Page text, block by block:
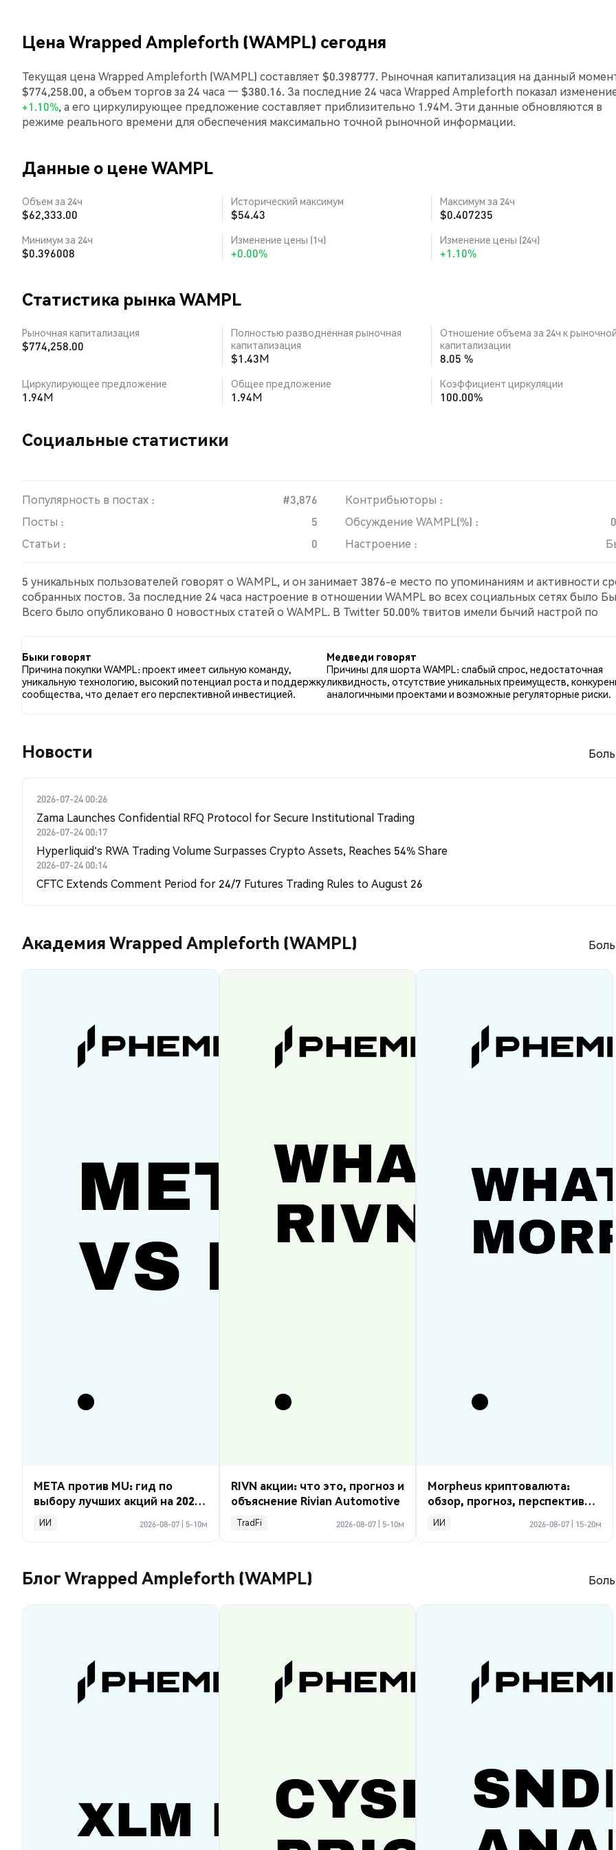
Цена Wrapped Ampleforth (WAMPL) сегодня
Текущая цена Wrapped Ampleforth (WAMPL) составляет $0.398777. Рыночная капитализация на данный
$774,258.00, а объем торгов за 24 часа — $380.16. За последние 24 часа Wrapped Ampleforth показал
+1.10%, а его циркулирующее предложение составляет приблизительно 1.94M. Эти данные обновляются в
режиме реального времени для обеспечения максимально точной рыночной информации.
Данные о цене WAMPL
Объем за 24ч
$62,333.00
Исторический максимум
$54.43
Максимум за 24ч
$0.407235
Минимум за 24ч
$0.396008
Изменение цены (1ч)
+0.00%
Изменение цены (24ч)
+1.10%
Статистика рынка WAMPL
Рыночная капитализация
$774,258.00
Полностью разводнённая рыночная
капитализация
$1.43M
Отношение объема за 24ч к
капитализации
8.05 %
Циркулирующее предложение
1.94M
Общее предложение
1.94M
Коэффициент циркуляции
100.00%
Социальные статистики
Популярность в постах : #3,876
Контрибьюторы :
Посты :
5 Обсуждение WAMPL(%) :
Статьи :
0 Настроение :
5 уникальных пользователей говорят о WAMPL, и он занимает 3876-е место по упоминаниям и активности
собранных постов. За последние 24 часа настроение в отношении WAMPL во всех социальных сетях было
Всего было опубликовано 0 новостных статей о WAMPL. В Twitter 50.00% твитов имели бычий настрой по
Быки говорят
Причина покупки WAMPL: проект имеет сильную команду,
уникальную технологию, высокий потенциал роста и поддержку
сообщества, что делает его перспективной инвестицией.
Медведи говорят
Причины для шорта WAMPL: слабый спрос, недостаточная
ликвидность, отсутствие уникальных преимуществ,
аналогичными проектами и возможные регуляторные риски.
Новости
2026-07-24 00:26
Zama Launches Confidential RFQ Protocol for Secure Institutional Trading
2026-07-24 00:17
Hyperliquid's RWA Trading Volume Surpasses Crypto Assets, Reaches 54% Share
2026-07-24 00:14
CFTC Extends Comment Period for 24/7 Futures Trading Rules to August 26
Академия Wrapped Ampleforth (WAMPL)
META против MU: гид по
выбору лучших акций на 2026
год
ИИ 2026-08-07 5-10м
RIVN акции: что это, прогноз и
объяснение Rivian Automotive
TradFi 2026-08-07 5-10м
Morpheus криптовалюта:
обзор, прогноз, перспективы
2026
ИИ 2026-08-07 15-20м
Блог Wrapped Ampleforth (WAMPL)